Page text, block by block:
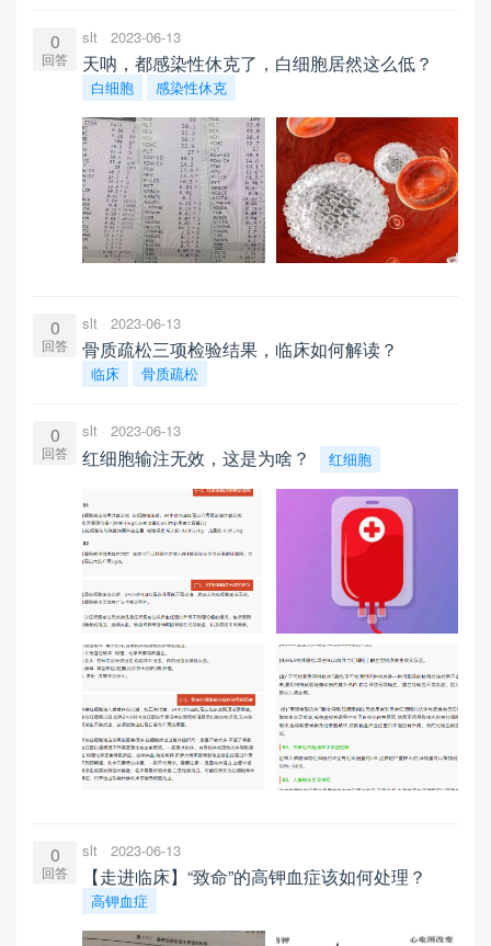
0
回答
slt 2023-06-13
天呐，都感染性休克了，白细胞居然这么低？
白细胞 感染性休克
0
回答
slt 2023-06-13
骨质疏松三项检验结果，临床如何解读？
临床 骨质疏松
0
回答
slt 2023-06-13
红细胞输注无效，这是为啥？ 红细胞
0
回答
slt 2023-06-13
【走进临床】“致命”的高钾血症该如何处理？
高钾血症